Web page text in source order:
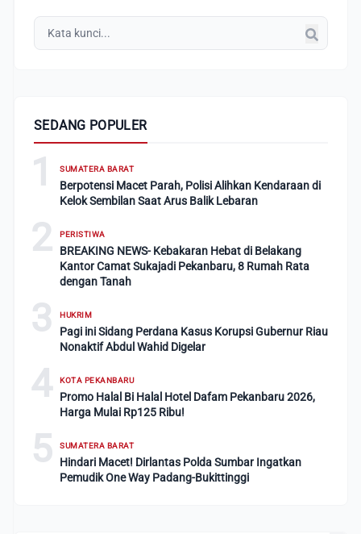
SEDANG POPULER
1 SUMATERA BARAT
Berpotensi Macet Parah, Polisi Alihkan Kendaraan di
Kelok Sembilan Saat Arus Balik Lebaran
2 PERISTIWA
BREAKING NEWS- Kebakaran Hebat di Belakang
Kantor Camat Sukajadi Pekanbaru, 8 Rumah Rata
dengan Tanah
3 HUKRIM
Pagi ini Sidang Perdana Kasus Korupsi Gubernur Riau
Nonaktif Abdul Wahid Digelar
4 KOTA PEKANBARU
Promo Halal Bi Halal Hotel Dafam Pekanbaru 2026,
Harga Mulai Rp125 Ribu!
5 SUMATERA BARAT
Hindari Macet! Dirlantas Polda Sumbar Ingatkan
Pemudik One Way Padang-Bukittinggi